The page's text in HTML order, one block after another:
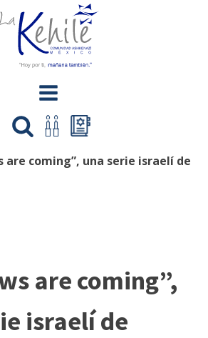
are coming”, una serie israelí de
are coming”,
israelí de